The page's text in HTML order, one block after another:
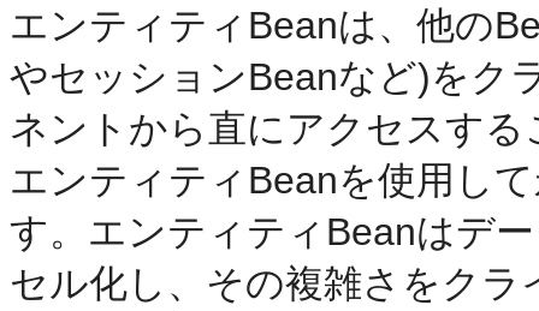
エンティティBeanは、他の
やセッションBeanなど)をク
ネントから直にアクセスす
エンティティBeanを使用し
す。エンティティBeanはデ
セル化し、その複雑さをク